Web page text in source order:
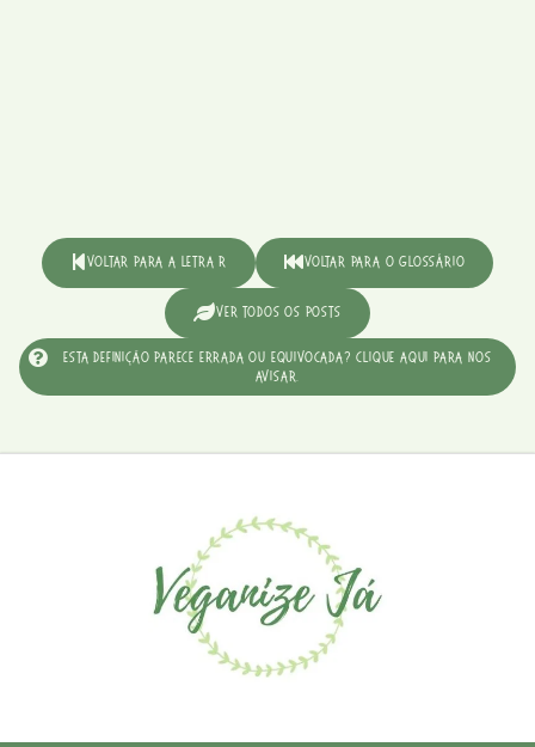
Voltar para a Letra R Voltar para o Glossário
Ver Todos os Posts
Esta definição parece errada ou equivocada? Clique aqui para nos
avisar.